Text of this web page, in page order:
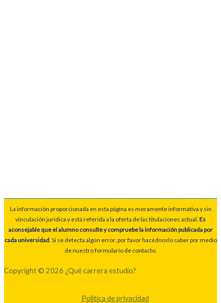
La información proporcionada en esta página es meramente informativa y sin
vinculación jurídica y está referida a la oferta de las titulaciones actual. Es
aconsejable que el alumno consulte y compruebe la información publicada por
cada universidad. Si se detecta algún error, por favor hacédnoslo saber por medio
de nuestro formulario de contacto.
Copyright © 2026 ¿Qué carrera estudio?
Política de privacidad